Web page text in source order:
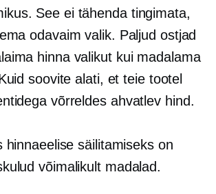
See ei tähenda tingimata,
odavaim valik. Paljud ostjad
hinna valikut kui madalama
soovite alati, et teie tootel
võrreldes ahvatlev hind.
hinnaeelise säilitamiseks on
võimalikult madalad.